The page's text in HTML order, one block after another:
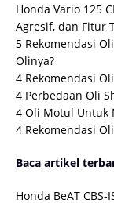
Honda Vario 125
Agresif, dan Fitur
5 Rekomendasi
Olinya?
4 Rekomendasi
4 Perbedaan Oli
4 Oli Motul Untuk
4 Rekomendasi
Baca artikel
Honda BeAT